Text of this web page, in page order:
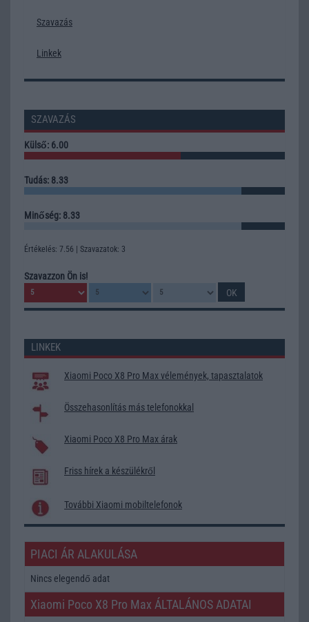
Szavazás
Linkek
SZAVAZÁS
Külső: 6.00
Tudás: 8.33
Minőség: 8.33
Értékelés: 7.56 | Szavazatok: 3
Szavazzon Ön is!
LINKEK
Xiaomi Poco X8 Pro Max vélemények, tapasztalatok
Összehasonlítás más telefonokkal
Xiaomi Poco X8 Pro Max árak
Friss hírek a készülékről
További Xiaomi mobiltelefonok
PIACI ÁR ALAKULÁSA
Nincs elegendő adat
Xiaomi Poco X8 Pro Max ÁLTALÁNOS ADATAI